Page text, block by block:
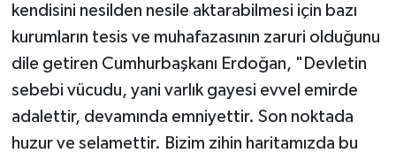
kendisini nesilden nesile aktarabilmesi için bazı
kurumların tesis ve muhafazasının zaruri olduğunu
dile getiren Cumhurbaşkanı Erdoğan, "Devletin
sebebi vücudu, yani varlık gayesi evvel emirde
adalettir, devamında emniyettir. Son noktada
huzur ve selamettir. Bizim zihin haritamızda bu